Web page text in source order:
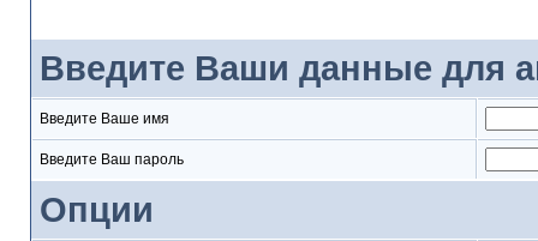
Введите Ваши данные для
Введите Ваше имя
Введите Ваш пароль
Опции